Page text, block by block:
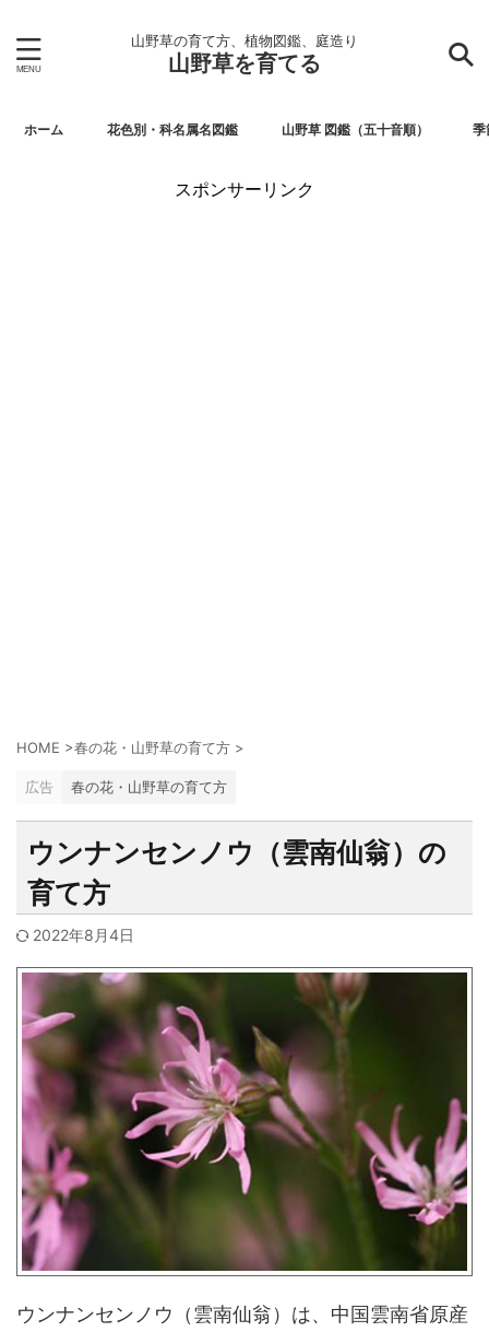
山野草の育て方、植物図鑑、庭造り
山野草を育てる
ホーム 花色別・科名属名図鑑 山野草 図鑑（五十音順） 季
スポンサーリンク
HOME >春の花・山野草の育て方 >
広告 春の花・山野草の育て方
ウンナンセンノウ（雲南仙翁）の
育て方
2022年8月4日
ウンナンセンノウ（雲南仙翁）は、中国雲南省原産